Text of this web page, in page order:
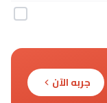
جربه الآن